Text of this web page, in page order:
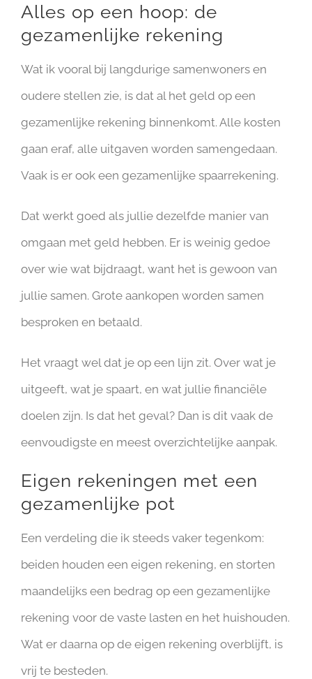
Alles op een hoop: de
gezamenlijke rekening
Wat ik vooral bij langdurige samenwoners en
oudere stellen zie, is dat al het geld op een
gezamenlijke rekening binnenkomt. Alle kosten
gaan eraf, alle uitgaven worden samengedaan.
Vaak is er ook een gezamenlijke spaarrekening.
Dat werkt goed als jullie dezelfde manier van
omgaan met geld hebben. Er is weinig gedoe
over wie wat bijdraagt, want het is gewoon van
jullie samen. Grote aankopen worden samen
besproken en betaald.
Het vraagt wel dat je op een lijn zit. Over wat je
uitgeeft, wat je spaart, en wat jullie financiële
doelen zijn. Is dat het geval? Dan is dit vaak de
eenvoudigste en meest overzichtelijke aanpak.
Eigen rekeningen met een
gezamenlijke pot
Een verdeling die ik steeds vaker tegenkom:
beiden houden een eigen rekening, en storten
maandelijks een bedrag op een gezamenlijke
rekening voor de vaste lasten en het huishouden.
Wat er daarna op de eigen rekening overblijft, is
vrij te besteden.